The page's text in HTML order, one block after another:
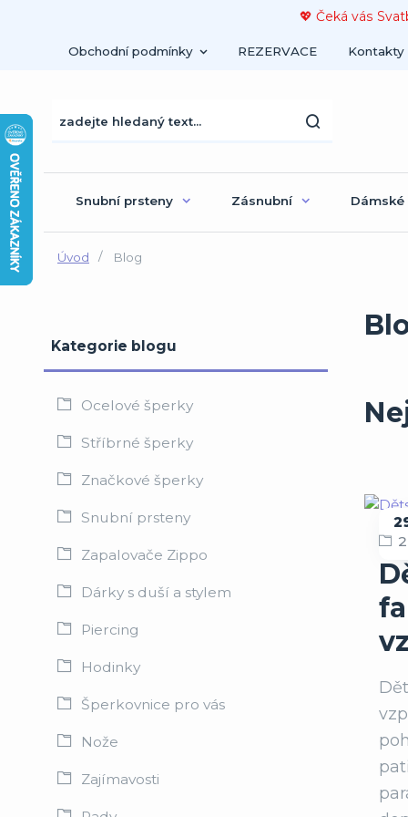
💖 Čeká vás
Obchodní podmínky REZERVACE Kontakty
Snubní prsteny Zásnubní Dámské
Úvod Blog
Kategorie blogu
Ocelové šperky
Stříbrné šperky
Značkové šperky
Snubní prsteny
Zapalovače Zippo
Dárky s duší a stylem
Piercing
Hodinky
Šperkovnice pro vás
Nože
Zajímavosti